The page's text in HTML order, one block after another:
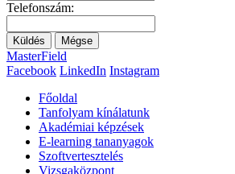
Telefonszám:
Küldés Mégse
MasterField
Facebook LinkedIn Instagram
Főoldal
Tanfolyam kínálatunk
Akadémiai képzések
E-learning tananyagok
Szoftvertesztelés
Vizsgaközpont